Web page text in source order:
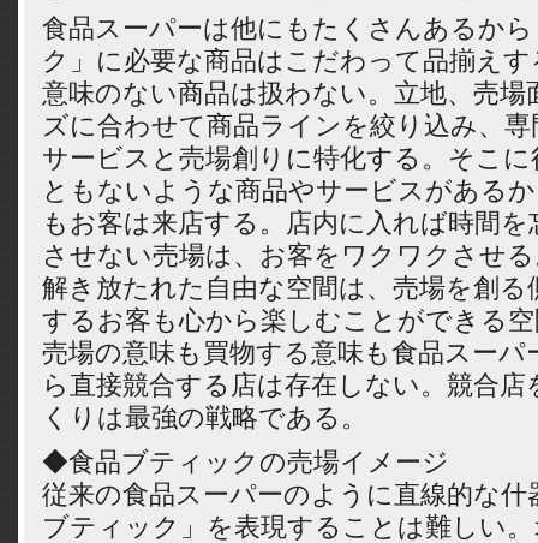
食品スーパーは他にもたくさんあるか
ク」に必要な商品はこだわって品揃え
意味のない商品は扱わない。立地、売場
ズに合わせて商品ラインを絞り込み、
サービスと売場創りに特化する。そこ
ともないような商品やサービスがある
もお客は来店する。店内に入れば時間
させない売場は、お客をワクワクさせ
解き放たれた自由な空間は、売場を創
するお客も心から楽しむことができる
売場の意味も買物する意味も食品スーパ
ら直接競合する店は存在しない。競合
くりは最強の戦略である。
◆食品ブティックの売場イメージ
従来の食品スーパーのように直線的な什
ブティック」を表現することは難しい